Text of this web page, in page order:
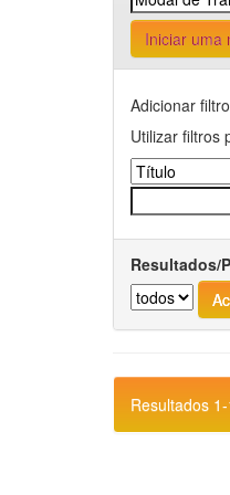
Iniciar uma
Adicionar
Utilizar filtros
Resultados/
Resultados